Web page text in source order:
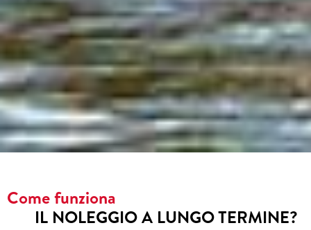
Come funziona
IL NOLEGGIO A LUNGO TERMINE?